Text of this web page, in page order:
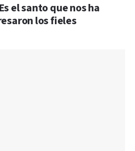
el santo que nos ha
los fieles